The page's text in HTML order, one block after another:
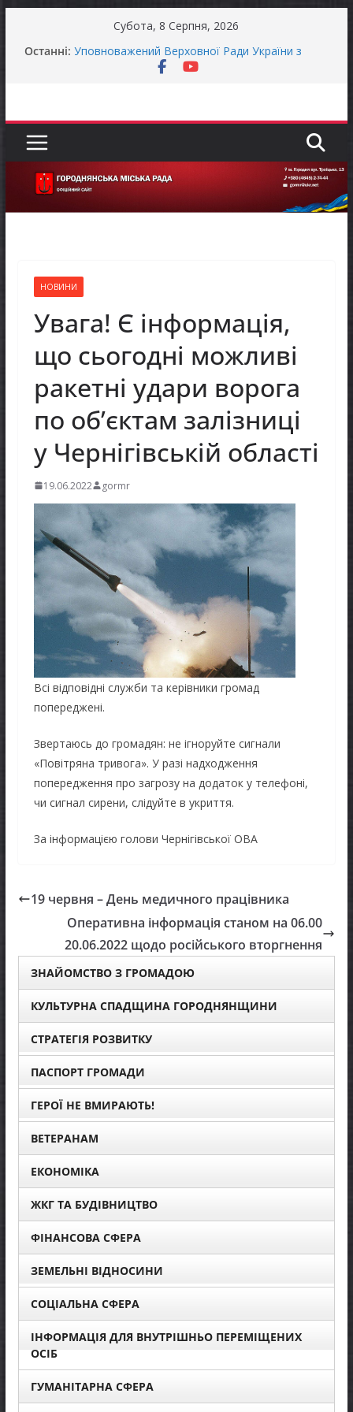
Субота, 8 Серпня, 2026
Останні: Уповноважений Верховної Ради України з
прав людини проводить опитування щодо
МОВЧАННЯ
Як отримати компенсацію за товари, придбані
для ветеранського бізнесу
НОВИНИ
Увага! Є інформація,
що сьогодні можливі
ракетні удари ворога
по об’єктам залізниці
у Чернігівській області
19.06.2022 gormr
Всі відповідні служби та керівники громад
попереджені.
Звертаюсь до громадян: не ігноруйте сигнали
«Повітряна тривога». У разі надходження
попередження про загрозу на додаток у телефоні,
чи сигнал сирени, слідуйте в укриття.
За інформацією голови Чернігівської ОВА
19 червня – День медичного працівника
Оперативна інформація станом на 06.00
20.06.2022 щодо російського вторгнення
ЗНАЙОМСТВО З ГРОМАДОЮ
КУЛЬТУРНА СПАДЩИНА ГОРОДНЯНЩИНИ
СТРАТЕГІЯ РОЗВИТКУ
ПАСПОРТ ГРОМАДИ
ГЕРОЇ НЕ ВМИРАЮТЬ!
ВЕТЕРАНАМ
ЕКОНОМІКА
ЖКГ ТА БУДІВНИЦТВО
ФІНАНСОВА СФЕРА
ЗЕМЕЛЬНІ ВІДНОСИНИ
СОЦІАЛЬНА СФЕРА
ІНФОРМАЦІЯ ДЛЯ ВНУТРІШНЬО ПЕРЕМІЩЕНИХ
ОСІБ
ГУМАНІТАРНА СФЕРА